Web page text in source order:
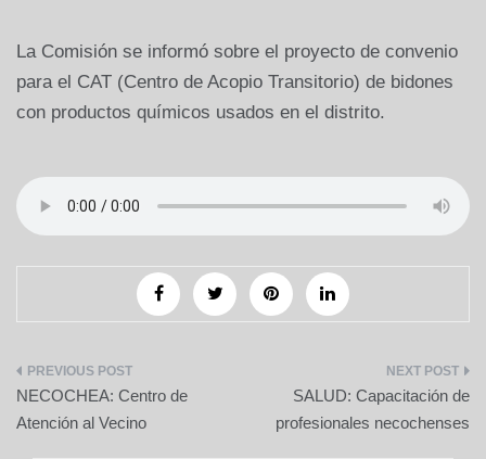
La Comisión se informó sobre el proyecto de convenio
para el CAT (Centro de Acopio Transitorio) de bidones
con productos químicos usados en el distrito.
Navegación
de
NECOCHEA: Centro de
Atención al Vecino
SALUD: Capacitación de
profesionales necochenses